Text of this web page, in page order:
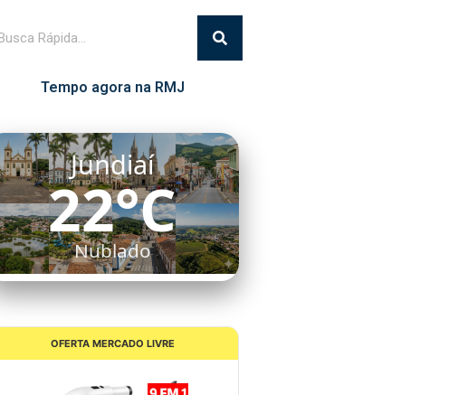
Tempo agora na RMJ
Jundiaí
22°C
Nublado
OFERTA MERCADO LIVRE